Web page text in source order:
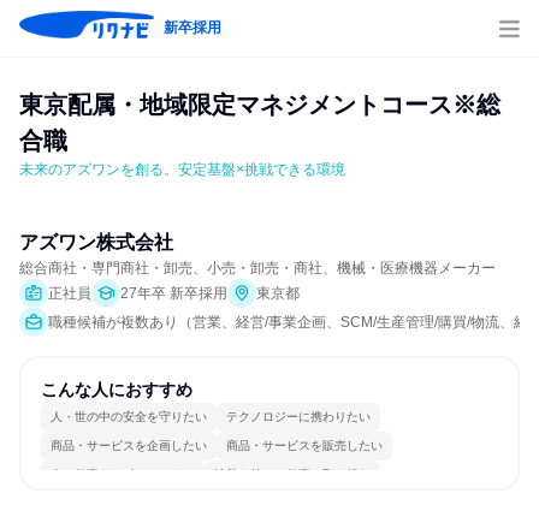
新卒採用
東京配属・地域限定マネジメントコース※総
合職
未来のアズワンを創る。安定基盤×挑戦できる環境
アズワン株式会社
総合商社・専門商社・卸売、小売・卸売・商社、機械・医療機器メーカー
正社員
27年卒 新卒採用
東京都
職種候補が複数あり（営業、経営/事業企画、SCM/生産管理/購買/物流、
こんな人におすすめ
人・世の中の安全を守りたい テクノロジーに携わりたい
商品・サービスを企画したい 商品・サービスを販売したい
人の仕事をサポートしたい 情熱を持って仕事に取り組む